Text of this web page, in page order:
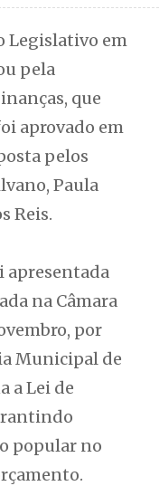
Legislativo em
pela
que
aprovado em
pelos
Paula
Reis.
apresentada
na Câmara
por
Municipal de
a Lei de
popular no